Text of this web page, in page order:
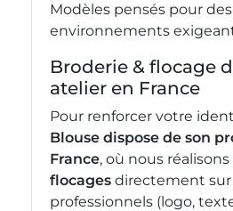
Modèles pensés pour des
environnements
Broderie & flocage
atelier en France
Pour renforcer votre
Blouse dispose de son
France, où nous réalisons
flocages directement
professionnels (logo,